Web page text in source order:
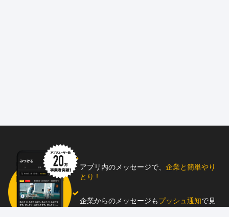
アプリ内のメッセージで、 企業と簡単やり
とり !
企業からのメッセージもプッシュ通知で見